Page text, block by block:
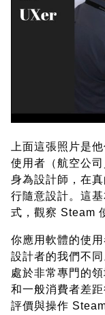
上面這張照片是
使用者（航空公
身為設計師，在
行隨意設計。這
式，觀察 Steam
你應用軟體的使
設計者的我們不
處於非常專門的
和一般消費者差
評價與操作